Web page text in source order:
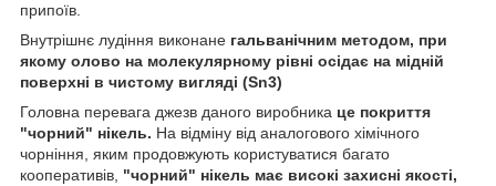
припоїв.
Внутрішнє лудіння виконане гальванічним методом, при
якому олово на молекулярному рівні осідає на мідній
поверхні в чистому вигляді (Sn3)
Головна перевага джезв даного виробника це покриття
"чорний" нікель. На відміну від аналогового хімічного
чорніння, яким продовжують користуватися багато
кооперативів, "чорний" нікель має високі захисні якості,